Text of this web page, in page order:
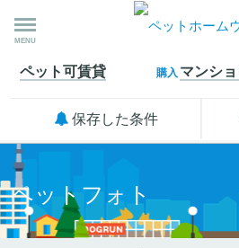
MENU
ペット可賃貸 購入 マンシ
保存した条件
ペットフォト